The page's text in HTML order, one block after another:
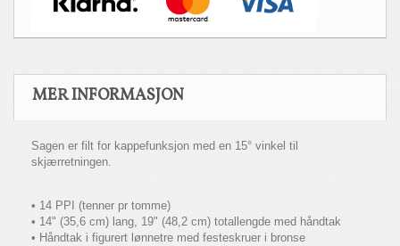
MER INFORMASJON
Sagen er filt for kappefunksjon med en 15° vinkel til
skjærretningen.
• 14 PPI (tenner pr tomme)
• 14" (35,6 cm) lang, 19" (48,2 cm) totallengde med håndtak
• Håndtak i figurert lønnetre med festeskruer i bronse